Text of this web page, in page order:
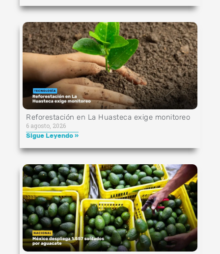
Reforestación en La Huasteca exige monitoreo
6 agosto, 2026
Sigue Leyendo »